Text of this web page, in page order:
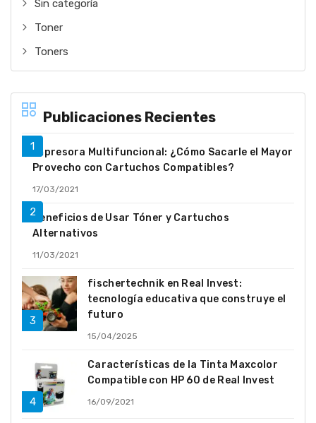
Sin categoría
Toner
Toners
Publicaciones Recientes
Impresora Multifuncional: ¿Cómo Sacarle el Mayor
Provecho con Cartuchos Compatibles?
17/03/2021
Beneficios de Usar Tóner y Cartuchos
Alternativos
11/03/2021
fischertechnik en Real Invest:
tecnología educativa que construye el
futuro
15/04/2025
Características de la Tinta Maxcolor
Compatible con HP 60 de Real Invest
16/09/2021